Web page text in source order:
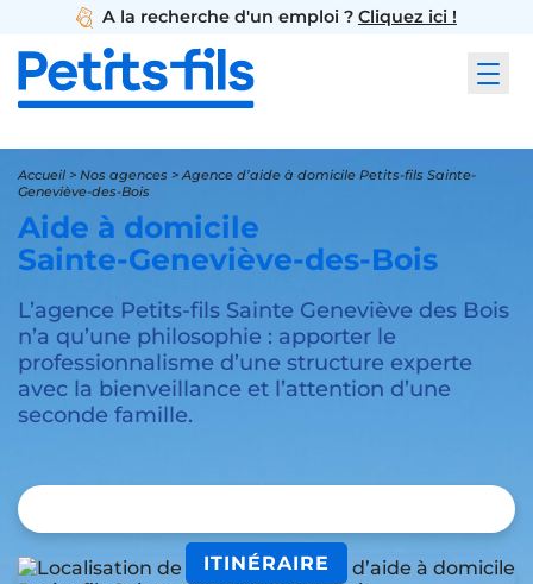
A la recherche d'un emploi ? Cliquez ici !
Accueil > Nos agences >Agence d’aide à domicile Petits-fils Sainte-
Geneviève-des-Bois
Aide à domicile
Sainte-Geneviève-des-Bois
L’agence Petits-fils Sainte Geneviève des Bois
n’a qu’une philosophie : apporter le
professionnalisme d’une structure experte
avec la bienveillance et l’attention d’une
seconde famille.
ITINÉRAIRE